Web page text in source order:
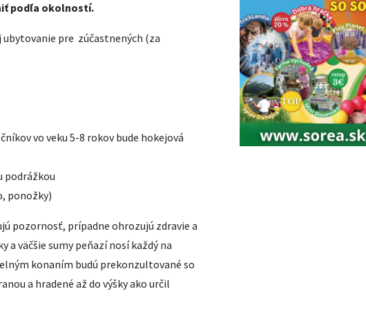
podľa okolností.
pre zúčastnených (za
vo veku 5-8 rokov bude hokejová
ponožky)
pozornosť, prípadne ohrozujú zdravie a
väčšie sumy peňazí nosí každý na
konaním budú prekonzultované so
a hradené až do výšky ako určil